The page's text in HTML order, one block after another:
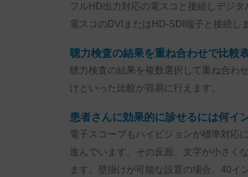
フルHD出力対応の電スコと接続しデジタ
電スコのDVIまたはHD-SDI端子と接続し
聴力検査の結果を重ね合わせで比較
聴力検査の結果を複数選択して重ね合わ
けといった比較が容易に行えます。
患者さんに効果的に診せるには何イ
電子スコープもハイビジョンが標準対応
進んでいます。その反面、文字が小さく
ます。壁掛けが可能な設置の場合、40イ